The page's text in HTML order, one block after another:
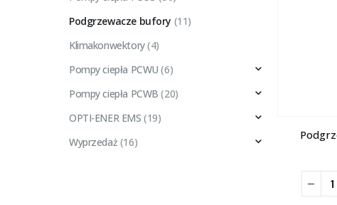
Podgrzewacze bufory (11)
Klimakonwektory(4)
Pompy ciepła PCWU (6)
Pompy ciepła PCWB (20)
OPTI-ENER EMS (19)
Wyprzedaż (16)